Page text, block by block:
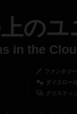
のユ
in the
： ファンタジー
： ダイスロー
： クリスティ